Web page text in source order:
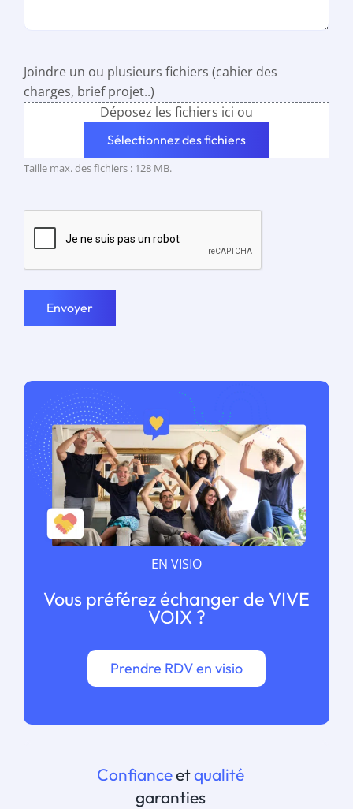
Joindre un ou plusieurs fichiers (cahier des
charges, brief projet..)
Déposez les fichiers ici ou
Sélectionnez des fichiers
Taille max. des fichiers : 128 MB.
Envoyer
EN VISIO
Vous préférez échanger de VIVE
VOIX ?
Prendre RDV en visio
Confianceetqualité
garanties